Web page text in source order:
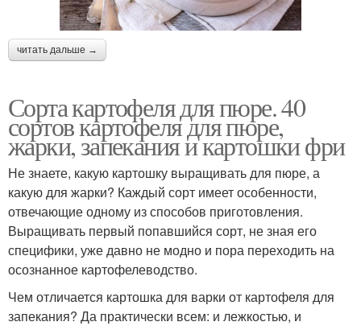
читать дальше →
Сорта картофеля для пюре. 40
сортов картофеля для пюре,
жарки, запекания и картошки фри
Не знаете, какую картошку выращивать для пюре, а
какую для жарки? Каждый сорт имеет особенности,
отвечающие одному из способов приготовления.
Выращивать первый попавшийся сорт, не зная его
специфики, уже давно не модно и пора переходить на
осознанное картофелеводство.
Чем отличается картошка для варки от картофеля для
запекания? Да практически всем: и лежкостью, и